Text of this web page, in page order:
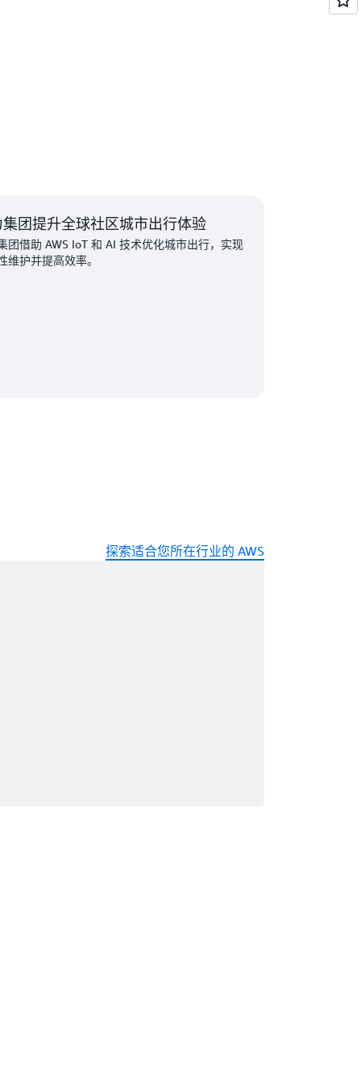
团提升全球社区城市出行体验
团借助 AWS IoT 和 AI 技术优化城市出行，实现
维护并提高效率。
探索适合您所在行业的 AWS